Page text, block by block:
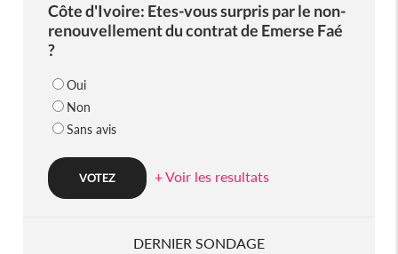
Côte d'Ivoire: Etes-vous surpris par le non-
renouvellement du contrat de Emerse Faé
?
Oui
Non
Sans avis
+ Voir les resultats
DERNIER SONDAGE